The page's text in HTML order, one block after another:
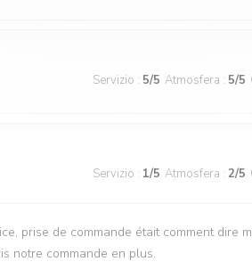
Servizio : 5/5 Atmosfera : 5/5
Servizio : 1/5 Atmosfera : 2/5
prise de commande était comment dire
notre commande en plus.